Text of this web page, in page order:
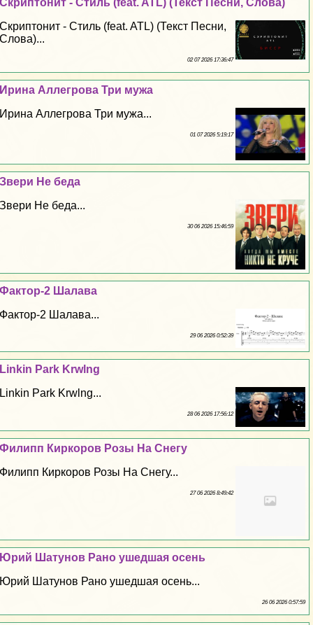
Скриптонит - Стиль (feat. ATL) (Текст Песни, Слова)
Скриптонит - Стиль (feat. ATL) (Текст Песни,
Слова)...
02 07 2026 17:36:47
Ирина Аллегрова Три мужа
Ирина Аллегрова Три мужа...
01 07 2026 5:19:17
Звери Не беда
Звери Не беда...
30 06 2026 15:46:59
Фактор-2 Шалава
Фактор-2 Шалава...
29 06 2026 0:52:39
Linkin Park Krwlng
Linkin Park Krwlng...
28 06 2026 17:56:12
Филипп Киркоров Розы На Снегу
Филипп Киркоров Розы На Снегу...
27 06 2026 8:49:42
Юрий Шатунов Рано ушедшая осень
Юрий Шатунов Рано ушедшая осень...
26 06 2026 0:57:59